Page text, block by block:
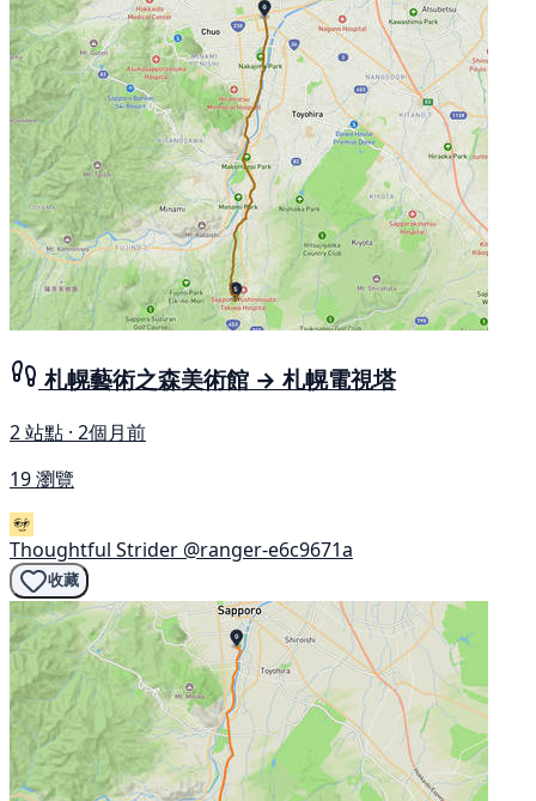
札幌藝術之森美術館 → 札幌電視塔
2 站點 · 2個月前
19 瀏覽
Thoughtful Strider @ranger-e6c9671a
收藏